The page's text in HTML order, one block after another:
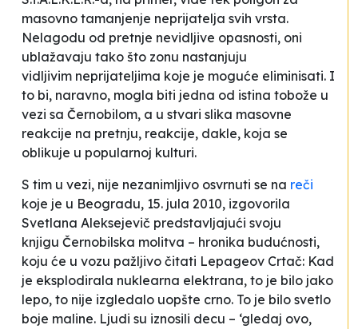
masovno tamanjenje neprijatelja svih vrsta.
Nelagodu od pretnje nevidljive opasnosti, oni
ublažavaju tako što zonu nastanjuju
vidljivim neprijateljima koje je moguće eliminisati. I
to bi, naravno, mogla biti jedna od istina tobože u
vezi sa Černobilom, a u stvari slika masovne
reakcije na pretnju, reakcije, dakle, koja se
oblikuje u popularnoj kulturi.
S tim u vezi, nije nezanimljivo osvrnuti se na reči
koje je u Beogradu, 15. jula 2010, izgovorila
Svetlana Aleksejevič predstavljajući svoju
knjigu Černobilska molitva – hronika budućnosti,
koju će u vozu pažljivo čitati Lepageov Crtač: Kad
je eksplodirala nuklearna elektrana, to je bilo jako
lepo, to nije izgledalo uopšte crno. To je bilo svetlo
boje maline. Ljudi su iznosili decu – ‘gledaj ovo,